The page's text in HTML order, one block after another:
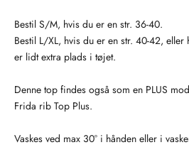
Bestil S/M, hvis du er en str. 36-40.
Bestil L/XL, hvis du er en str. 40-42,
er lidt extra plads i tøjet.
Denne top findes også som en PLUS
Frida rib Top Plus.
Vaskes ved max 30° i hånden eller i